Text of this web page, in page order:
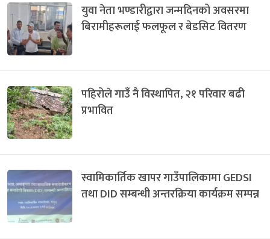
युवा नेता भण्डारीद्वारा जन्मदिनको अवसरमा
बिरामीहरूलाई फलफूल र बेडसिट वितरण
पहिरोले गाउँ नै विस्थापित, २१ परिवार बढी
प्रभावित
स्वामिकार्तिक खापर गाउँपालिकामा GEDSI
तथा DID सम्बन्धी अन्तरक्रिया कार्यक्रम सम्पन्न